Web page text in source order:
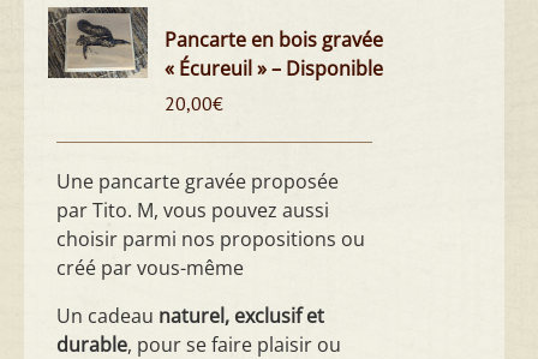
Pancarte en bois gravée
« Écureuil » – Disponible
20,00€
Une pancarte gravée proposée
par Tito. M, vous pouvez aussi
choisir parmi nos propositions ou
créé par vous-même
Un cadeau naturel, exclusif et
durable, pour se faire plaisir ou